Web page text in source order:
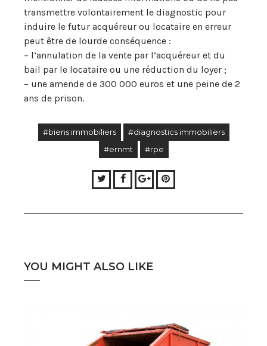
transmettre volontairement le diagnostic pour
induire le futur acquéreur ou locataire en erreur
peut être de lourde conséquence :
– l’annulation de la vente par l’acquéreur et du
bail par le locataire ou une réduction du loyer ;
– une amende de 300 000 euros et une peine de 2
ans de prison.
#biens immobiliers
#diagnostics immobiliers
#ernmt
#rpe
TwitterFacebook
Google+Pinterest
YOU MIGHT ALSO LIKE